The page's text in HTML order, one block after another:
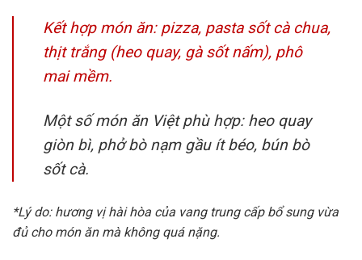
Kết hợp món ăn: pizza, pasta sốt cà chua,
thịt trắng (heo quay, gà sốt nấm), phô
mai mềm.
Một số món ăn Việt phù hợp: heo quay
giòn bì, phở bò nạm gầu ít béo, bún bò
sốt cà.
*Lý do: hương vị hài hòa của vang trung cấp bổ sung vừa
đủ cho món ăn mà không quá nặng.